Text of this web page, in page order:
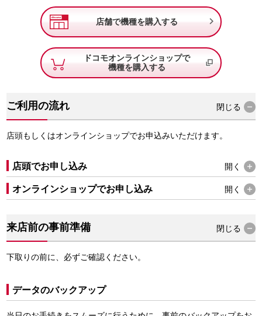
店舗で機種を購入する 
ドコモオンラインショップで
機種を購入する
ご利用の流れ 閉じる
店頭もしくはオンラインショップでお申込みいただけます。
店頭でお申し込み 開く
オンラインショップでお申し込み 開く
来店前の事前準備 閉じる
下取りの前に、必ずご確認ください。
データのバックアップ